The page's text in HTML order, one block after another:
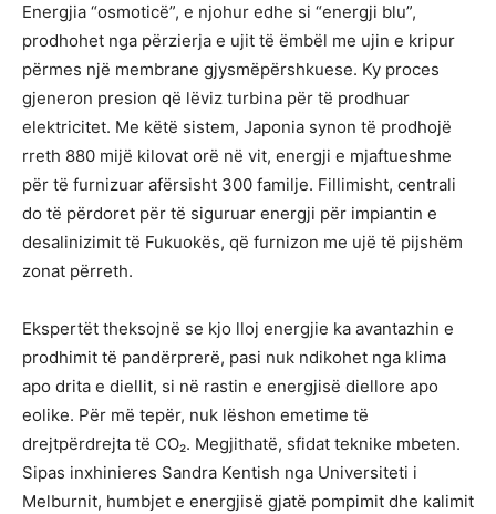
Energjia “osmoticë”, e njohur edhe si “energji blu”,
prodhohet nga përzierja e ujit të ëmbël me ujin e kripur
përmes një membrane gjysmëpërshkuese. Ky proces
gjeneron presion që lëviz turbina për të prodhuar
elektricitet. Me këtë sistem, Japonia synon të prodhojë
rreth 880 mijë kilovat orë në vit, energji e mjaftueshme
për të furnizuar afërsisht 300 familje. Fillimisht, centrali
do të përdoret për të siguruar energji për impiantin e
desalinizimit të Fukuokës, që furnizon me ujë të pijshëm
zonat përreth.
Ekspertët theksojnë se kjo lloj energjie ka avantazhin e
prodhimit të pandërprerë, pasi nuk ndikohet nga klima
apo drita e diellit, si në rastin e energjisë diellore apo
eolike. Për më tepër, nuk lëshon emetime të
drejtpërdrejta të CO₂. Megjithatë, sfidat teknike mbeten.
Sipas inxhinieres Sandra Kentish nga Universiteti i
Melburnit, humbjet e energjisë gjatë pompimit dhe kalimit